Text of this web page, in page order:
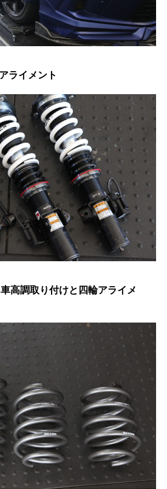
ライメント
高調取り付けと四輪アライメ